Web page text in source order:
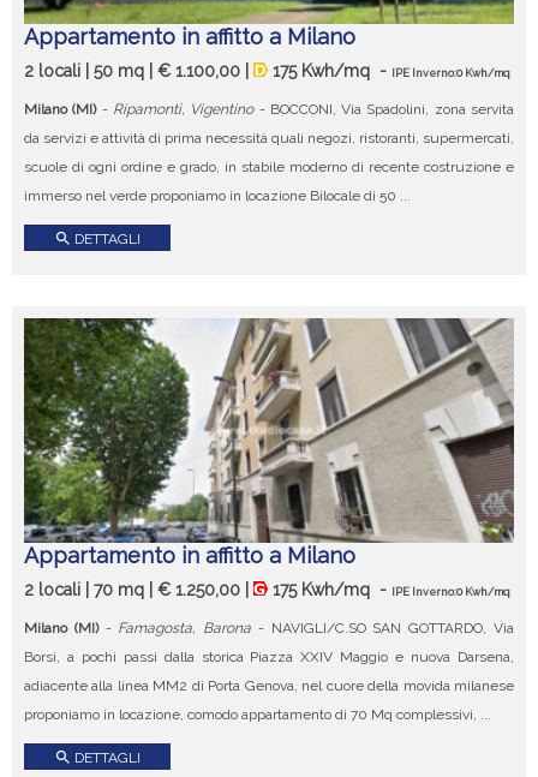
Appartamento in affitto a Milano
2 locali | 50 mq | € 1.100,00 | 175 Kwh/mq - IPE Inverno:0 Kwh/mq
Milano (MI)- Ripamonti, Vigentino- BOCCONI, Via Spadolini, zona servita
da servizi e attività di prima necessità quali negozi, ristoranti, supermercati,
scuole di ogni ordine e grado, in stabile moderno di recente costruzione e
immerso nel verde proponiamo in locazione Bilocale di 50 ...
search DETTAGLI
Appartamento in affitto a Milano
2 locali | 70 mq | € 1.250,00 | 175 Kwh/mq - IPE Inverno:0 Kwh/mq
Milano (MI)- Famagosta, Barona - NAVIGLI/C.SO SAN GOTTARDO, Via
Borsi, a pochi passi dalla storica Piazza XXIV Maggio e nuova Darsena,
adiacente alla linea MM2 di Porta Genova, nel cuore della movida milanese
proponiamo in locazione, comodo appartamento di 70 Mq complessivi, ...
search DETTAGLI